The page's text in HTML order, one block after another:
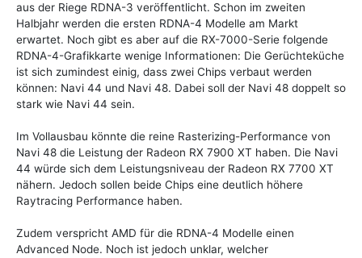
aus der Riege RDNA-3 veröffentlicht. Schon im zweiten
Halbjahr werden die ersten RDNA-4 Modelle am Markt
erwartet. Noch gibt es aber auf die RX-7000-Serie folgende
RDNA-4-Grafikkarte wenige Informationen: Die Gerüchteküche
ist sich zumindest einig, dass zwei Chips verbaut werden
können: Navi 44 und Navi 48. Dabei soll der Navi 48 doppelt so
stark wie Navi 44 sein.
Im Vollausbau könnte die reine Rasterizing-Performance von
Navi 48 die Leistung der Radeon RX 7900 XT haben. Die Navi
44 würde sich dem Leistungsniveau der Radeon RX 7700 XT
nähern. Jedoch sollen beide Chips eine deutlich höhere
Raytracing Performance haben.
Zudem verspricht AMD für die RDNA-4 Modelle einen
Advanced Node. Noch ist jedoch unklar, welcher